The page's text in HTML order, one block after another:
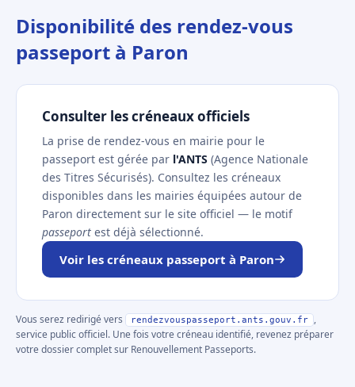
Disponibilité des rendez-vous
passeport à Paron
Consulter les créneaux officiels
La prise de rendez-vous en mairie pour le
passeport est gérée par l'ANTS (Agence Nationale
des Titres Sécurisés). Consultez les créneaux
disponibles dans les mairies équipées autour de
Paron directement sur le site officiel — le motif
passeport est déjà sélectionné.
Voir les créneaux passeport à Paron
Vous serez redirigé vers rendezvouspasseport.ants.gouv.fr
,
service public officiel. Une fois votre créneau identifié, revenez préparer
votre dossier complet sur Renouvellement Passeports.